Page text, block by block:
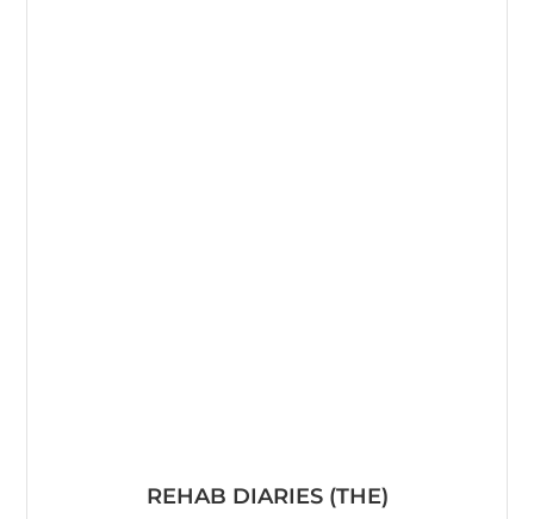
REHAB DIARIES (THE)